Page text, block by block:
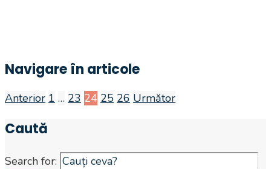
Navigare în articole
Anterior 1 … 23 24 25 26 Următor
Caută
Search for: